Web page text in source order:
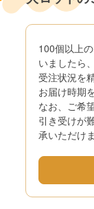
100個以上
いましたら
受注状況を
お届け時期
なお、ご希
引き受けが
承いただけ